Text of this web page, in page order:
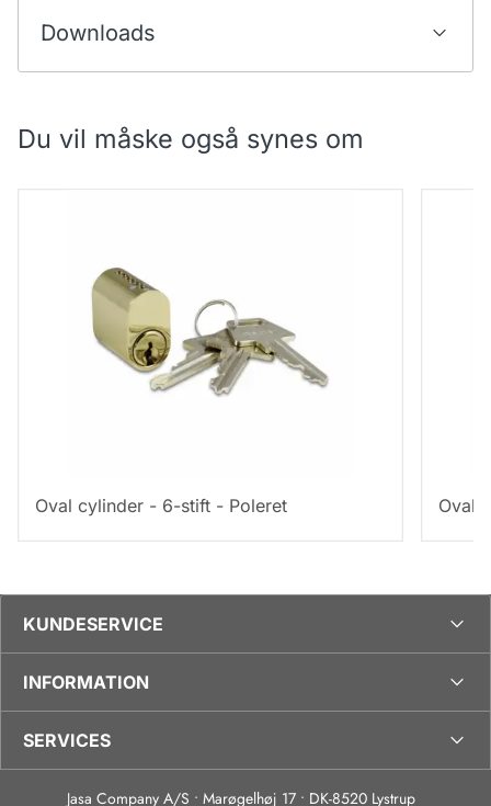
Downloads
Du vil måske også synes om
Oval cylinder - 6-stift - Poleret Ovalt
KUNDESERVICE
INFORMATION
SERVICES
Jasa Company A/S • Marøgelhøj 17 • DK-8520 Lystrup